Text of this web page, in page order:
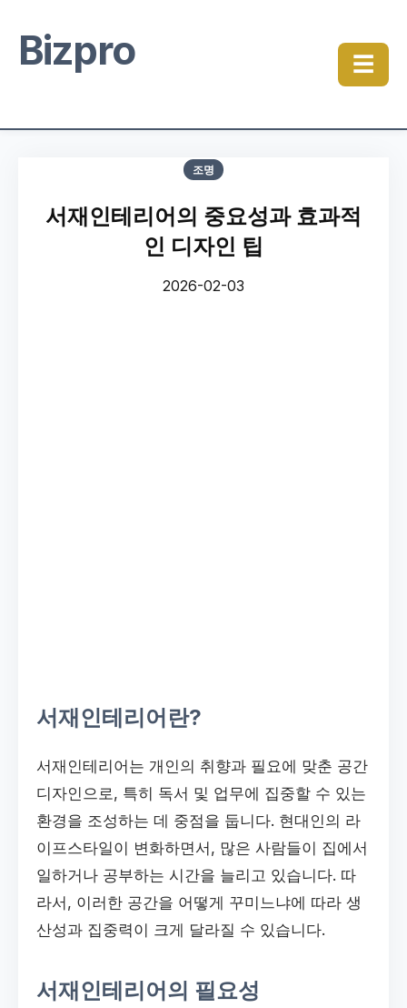
Bizpro ☰
조명
서재인테리어의 중요성과 효과적
인 디자인 팁
2026-02-03
서재인테리어란?
서재인테리어는 개인의 취향과 필요에 맞춘 공간
디자인으로, 특히 독서 및 업무에 집중할 수 있는
환경을 조성하는 데 중점을 둡니다. 현대인의 라
이프스타일이 변화하면서, 많은 사람들이 집에서
일하거나 공부하는 시간을 늘리고 있습니다. 따
라서, 이러한 공간을 어떻게 꾸미느냐에 따라 생
산성과 집중력이 크게 달라질 수 있습니다.
서재인테리어의 필요성